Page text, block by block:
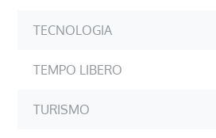
TECNOLOGIA
TEMPO LIBERO
TURISMO